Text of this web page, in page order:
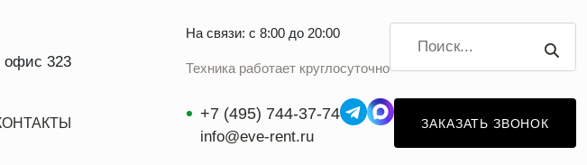
офис 323
На связи: с 8:00 до 20:00
Техника работает круглосуточно
+7 (495) 744-37-74
info@eve-rent.ru
ЗАКАЗАТЬ ЗВОНОК